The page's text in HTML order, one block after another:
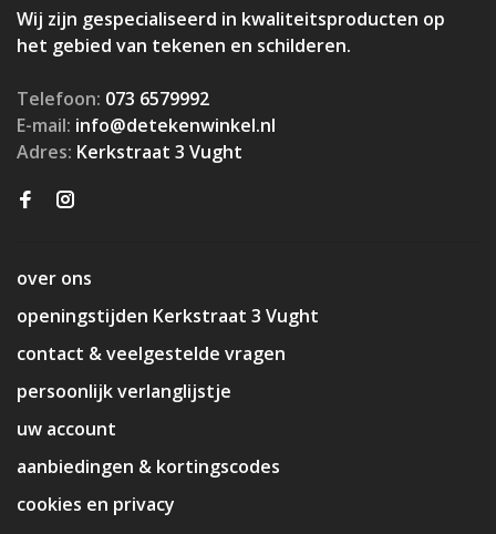
Wij zijn gespecialiseerd in kwaliteitsproducten op
het gebied van tekenen en schilderen.
Telefoon: 073 6579992
E-mail: info@detekenwinkel.nl
Adres: Kerkstraat 3 Vught
over ons
openingstijden Kerkstraat 3 Vught
contact & veelgestelde vragen
persoonlijk verlanglijstje
uw account
aanbiedingen & kortingscodes
cookies en privacy